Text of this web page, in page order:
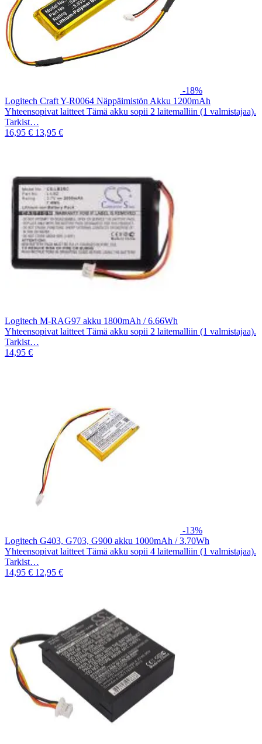
-18%
Logitech Craft Y-R0064 Näppäimistön Akku 1200mAh
Yhteensopivat laitteet Tämä akku sopii 2 laitemalliin (1 valmistajaa).
Tarkist…
16,95 € 13,95 €
Logitech M-RAG97 akku 1800mAh / 6.66Wh
Yhteensopivat laitteet Tämä akku sopii 2 laitemalliin (1 valmistajaa).
Tarkist…
14,95 €
-13%
Logitech G403, G703, G900 akku 1000mAh / 3.70Wh
Yhteensopivat laitteet Tämä akku sopii 4 laitemalliin (1 valmistajaa).
Tarkist…
14,95 € 12,95 €